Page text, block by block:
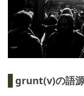
grunt(v)の語